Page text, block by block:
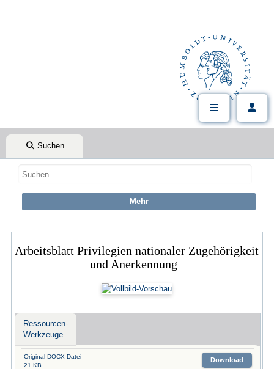
Suchen
Arbeitsblatt Privilegien nationaler Zugehörigkeit
und Anerkennung
Ressourcen-
Werkzeuge
Original DOCX Datei
21 KB
Download